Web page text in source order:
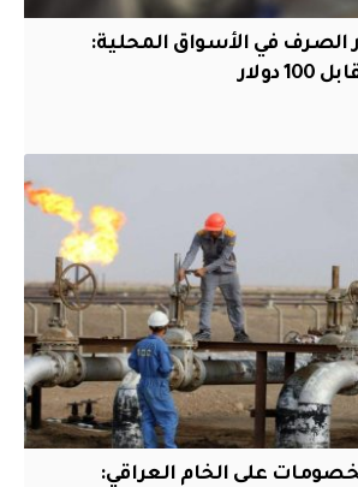
الصرف في الأسواق المحلية:
على الخام العراقي: